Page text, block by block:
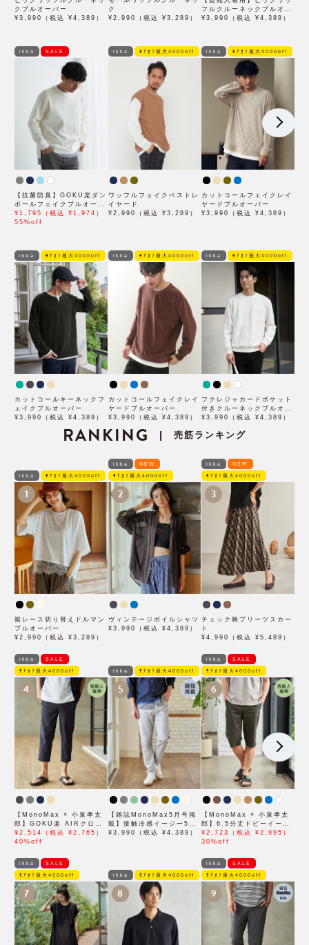
クプルオーバー
¥3,990（税込 ¥4,389）
ク
¥2,990（税込 ¥3,289）
フルクルーネックプルオー
バー
¥3,990（税込 ¥4,389）
ikka SALE
【抗菌防臭】GOKU楽ダン
ボールフェイクプルオーバ
ー
¥1,795（税込 ¥1,974）
55%off
ikka ﾓｱｵﾌ最大4000off
ワッフルフェイクベストレ
イヤード
¥2,990（税込 ¥3,289）
ikka ﾓｱｵﾌ最大4000off
カットコールフェイクレイ
ヤードプルオーバー
¥3,990（税込 ¥4,389）
ikka ﾓｱｵﾌ最大4000off
カットコールキーネックフ
ェイクプルオーバー
¥3,990（税込 ¥4,389）
ikka ﾓｱｵﾌ最大4000off
カットコールフェイクレイ
ヤードプルオーバー
¥3,990（税込 ¥4,389）
ikka ﾓｱｵﾌ最大4000off
フクレジャカードポケット
付きクルーネックプルオー
バー
¥3,990（税込 ¥4,389）
RANKING | 売筋ランキング
ikka ﾓｱｵﾌ最大4000off
1
裾レース切り替えドルマン
プルオーバー
¥2,990（税込 ¥3,289）
ikka NEW
ﾓｱｵﾌ最大4000off
2
ヴィンテージボイルシャツ
¥3,990（税込 ¥4,389）
ikka NEW
ﾓｱｵﾌ最大4000off
3
チェック柄プリーツスカー
ト
¥4,990（税込 ¥5,489）
ikka SALE
ﾓｱｵﾌ最大4000off
4
【MonoMax × 小泉孝太
郎】GOKU楽 AIRクロッ
プドパンツ「小泉孝太郎さ
ん着用モデル」
¥2,514（税込 ¥2,765）
40%off
ikka ﾓｱｵﾌ最大4000off
5
【雑誌MonoMax5月号掲
載】接触冷感イージー5ポ
ケット
¥3,990（税込 ¥4,389）
ikka SALE
ﾓｱｵﾌ最大4000off
6
【MonoMax × 小泉孝太
郎】6.5分丈ドビーイージ
ーハーフパンツ「小泉孝太
郎さん着用モデル」
¥2,723（税込 ¥2,995）
30%off
ikka SALE
ﾓｱｵﾌ最大4000off
7
ikka ﾓｱｵﾌ最大4000off
8
ikka SALE
ﾓｱｵﾌ最大4000off
9